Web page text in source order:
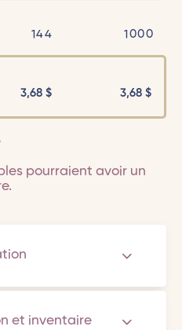
144 1000
3,68$ 3,68$
pourraient avoir un
et inventaire